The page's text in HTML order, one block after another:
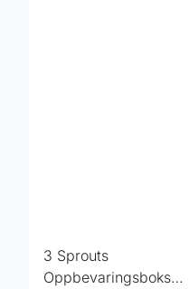
3 Sprouts
Oppbevaringsboks